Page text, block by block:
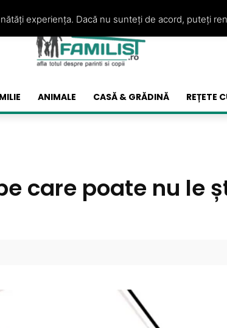
ANIMALE CASĂ & GRĂDINĂ REȚETE
care poate nu le
experiența. Dacă nu sunteți de acord, puteți